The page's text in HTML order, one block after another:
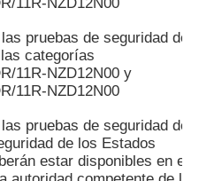
pruebas de seguridad de
categorías
11R-NZD12N00 y
11R-NZD12N00
pruebas de seguridad de
de los Estados
estar disponibles en el